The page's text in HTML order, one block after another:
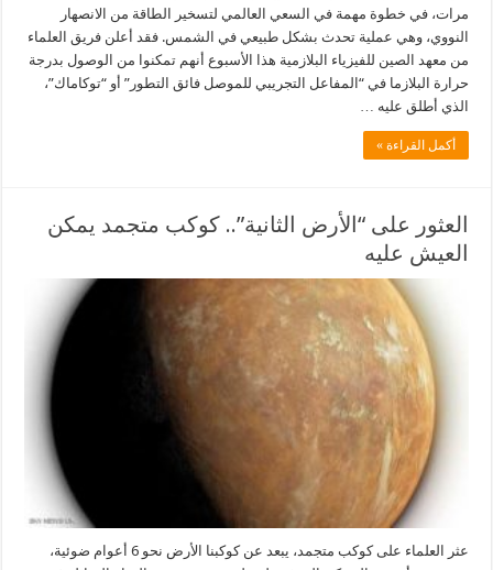
مرات، في خطوة مهمة في السعي العالمي لتسخير الطاقة من الانصهار
النووي، وهي عملية تحدث بشكل طبيعي في الشمس. فقد أعلن فريق العلماء
من معهد الصين للفيزياء البلازمية هذا الأسبوع أنهم تمكنوا من الوصول بدرجة
حرارة البلازما في “المفاعل التجريبي للموصل فائق التطور” أو “توكاماك”،
الذي أطلق عليه …
أكمل القراءة »
العثور على “الأرض الثانية”.. كوكب متجمد يمكن
العيش عليه
عثر العلماء على كوكب متجمد، يبعد عن كوكبنا الأرض نحو 6 أعوام ضوئية،